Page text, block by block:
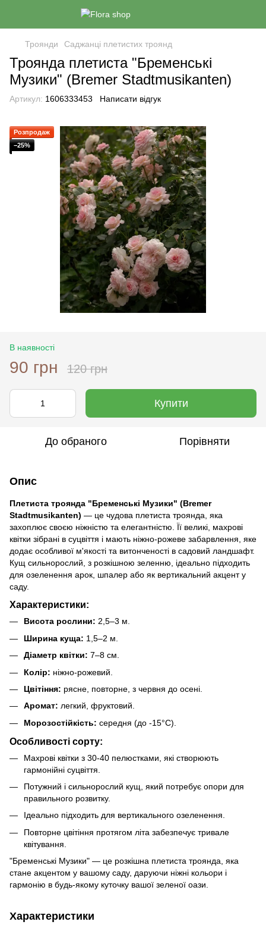
Троянди Саджанці плетистих троянд
Троянда плетиста "Бременські
Музики" (Bremer Stadtmusikanten)
Артикул: 1606333453 Написати відгук
Розпродаж
−25%
В наявності
90 грн 120 грн
Купити
До обраного Порівняти
Опис
Плетиста троянда "Бременські Музики" (Bremer
Stadtmusikanten) — це чудова плетиста троянда, яка
захоплює своєю ніжністю та елегантністю. Її великі, махрові
квітки зібрані в суцвіття і мають ніжно-рожеве забарвлення, яке
додає особливої м'якості та витонченості в садовий ландшафт.
Кущ сильнорослий, з розкішною зеленню, ідеально підходить
для озеленення арок, шпалер або як вертикальний акцент у
саду.
Характеристики:
Висота рослини: 2,5–3 м.
Ширина куща: 1,5–2 м.
Діаметр квітки: 7–8 см.
Колір: ніжно-рожевий.
Цвітіння: рясне, повторне, з червня до осені.
Аромат: легкий, фруктовий.
Морозостійкість: середня (до -15°C).
Особливості сорту:
Махрові квітки з 30-40 пелюстками, які створюють
гармонійні суцвіття.
Потужний і сильнорослий кущ, який потребує опори для
правильного розвитку.
Ідеально підходить для вертикального озеленення.
Повторне цвітіння протягом літа забезпечує тривале
квітування.
"Бременські Музики" — це розкішна плетиста троянда, яка
стане акцентом у вашому саду, даруючи ніжні кольори і
гармонію в будь-якому куточку вашої зеленої оази.
Характеристики